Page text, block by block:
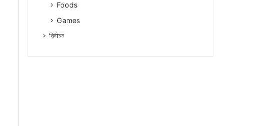
Foods
Games
নিৰ্বাচন